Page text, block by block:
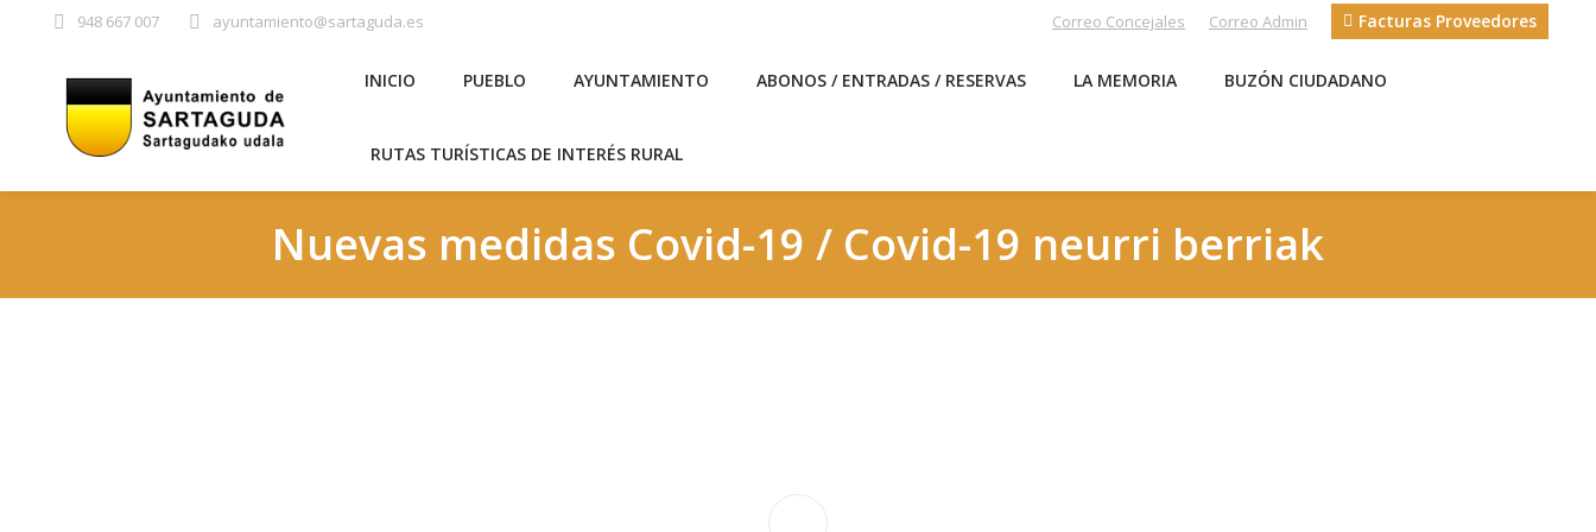
948 667 007 ayuntamiento@sartaguda.es Correo Concejales Correo Admin Facturas Proveedores
INICIO PUEBLO AYUNTAMIENTO ABONOS / ENTRADAS / RESERVAS LA MEMORIA BUZÓN CIUDADANO
RUTAS TURÍSTICAS DE INTERÉS RURAL
Nuevas medidas Covid-19 / Covid-19 neurri berriak
ABONOS / ENTRADAS / RESERVAS LA MEMORIA BUZÓN CIUDADANO